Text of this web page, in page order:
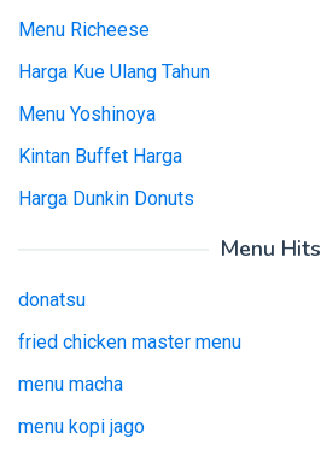
Menu Richeese
Harga Kue Ulang Tahun
Menu Yoshinoya
Kintan Buffet Harga
Harga Dunkin Donuts
Menu Hits
donatsu
fried chicken master menu
menu macha
menu kopi jago